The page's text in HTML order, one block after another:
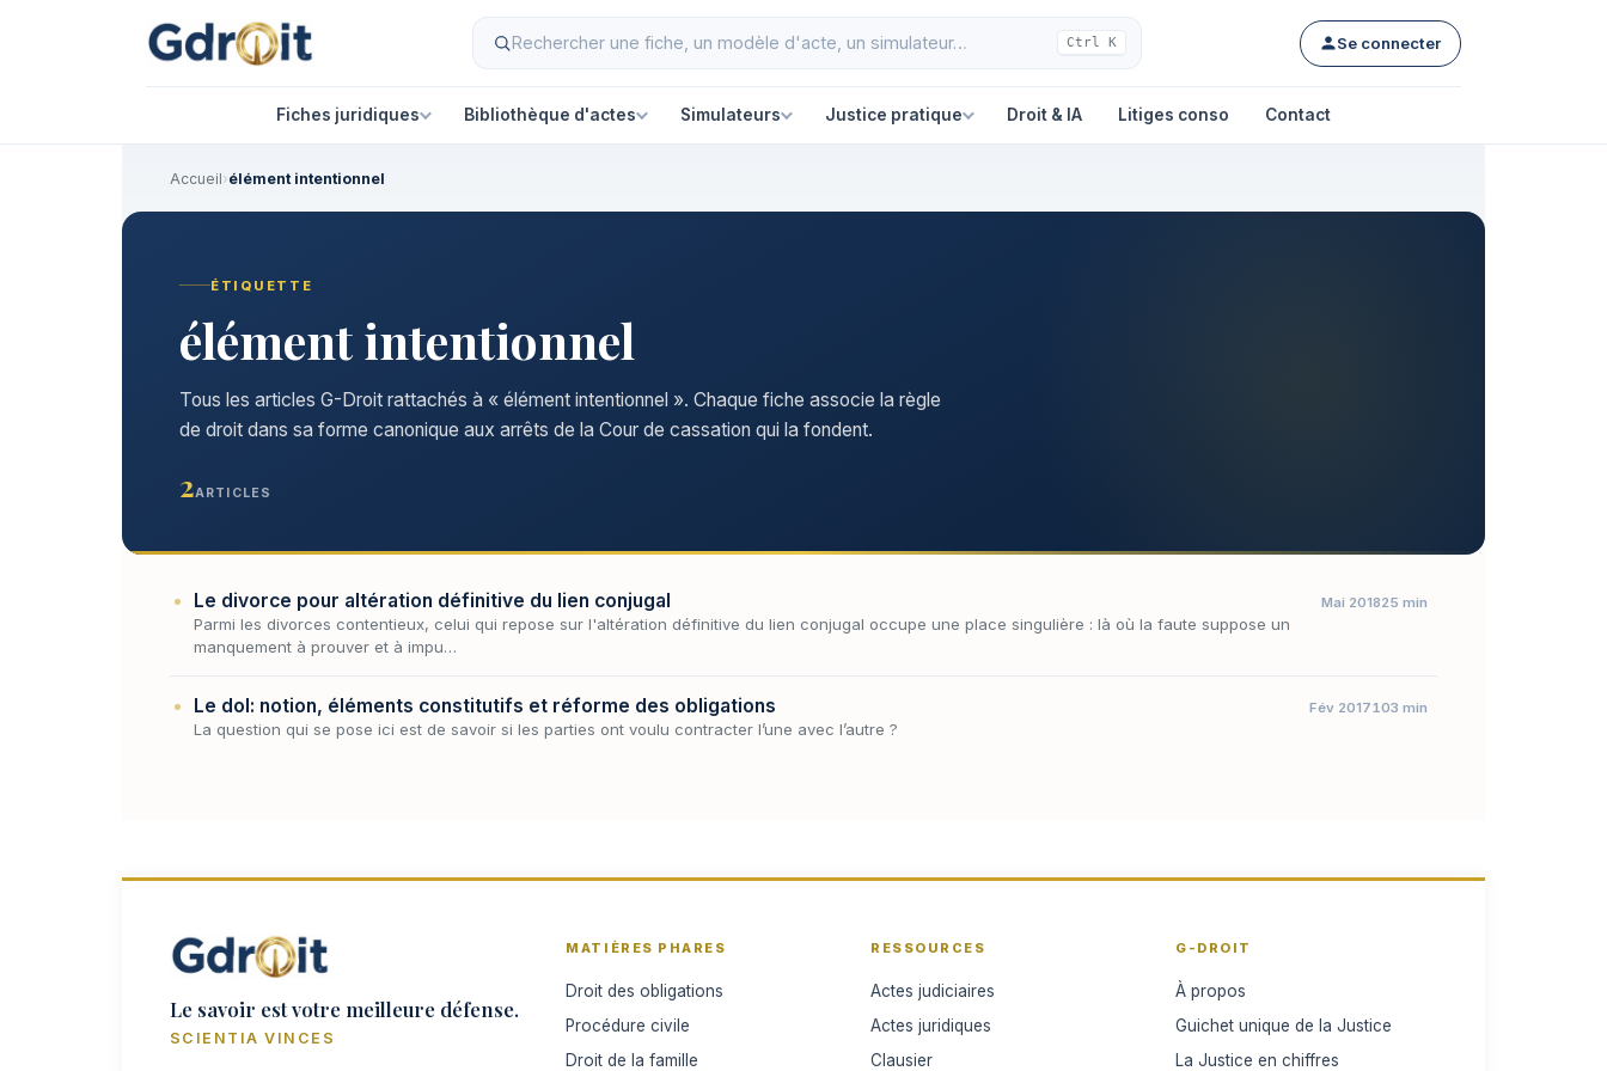
Ctrl K Se connecter
Fiches juridiques Bibliothèque d'actes Simulateurs Justice pratique Droit & IA Litiges conso Contact
Accueil›élément intentionnel
ÉTIQUETTE
élément intentionnel
Tous les articles G-Droit rattachés à « élément intentionnel ». Chaque fiche associe la règle
de droit dans sa forme canonique aux arrêts de la Cour de cassation qui la fondent.
2ARTICLES
Le divorce pour altération définitive du lien conjugal
Parmi les divorces contentieux, celui qui repose sur l'altération définitive du lien conjugal occupe une place singulière : là où la faute suppose un
manquement à prouver et à impu…
Mai 201825 min
Le dol: notion, éléments constitutifs et réforme des obligations
La question qui se pose ici est de savoir si les parties ont voulu contracter l’une avec l’autre ?
Fév 2017103 min
Le savoir est votre meilleure défense.
SCIENTIA VINCES
MATIÈRES PHARES
Droit des obligations
Procédure civile
Droit de la famille
RESSOURCES
Actes judiciaires
Actes juridiques
Clausier
G-DROIT
À propos
Guichet unique de la Justice
La Justice en chiffres